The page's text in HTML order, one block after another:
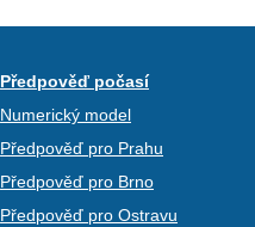
Předpověď počasí
Numerický model
Předpověď pro Prahu
Předpověď pro Brno
Předpověď pro Ostravu